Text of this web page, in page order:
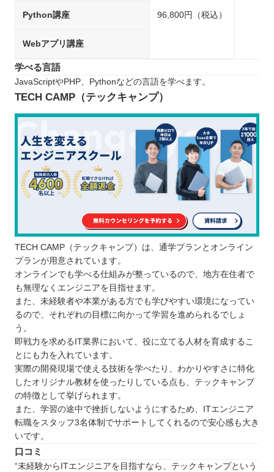
96,800円（税込）
Python講座
Webアプリ講座
学べる言語
JavaScriptやPHP、Pythonなどの言語を学べます。
TECH CAMP（テックキャンプ）
TECH CAMP（テックキャンプ）は、通学プランとオンライン
プランが用意されています。
オンラインでも学べる仕組みが整っているので、地方在住者で
も無理なくエンジニアを目指せます。
また、未経験者や本業がある方でも学びやすい環境になってい
るので、それぞれの目標に向かって学習を進められるでしょ
う。
即戦力を求めるIT業界において、役に立てる人材を育成するこ
とにも力を入れています。
実際の開発現場で使える技術を学べたり、わかりやすさに特化
したオリジナル教材を使ったりしている点も、テックキャンプ
の特徴として挙げられます。
また、学習の途中で挫折しないようにするため、ITエンジニア
転職をスタッフ3名体制でサポートしてくれるので安心感も大き
いです。
口コミ
“未経験からITエンジニアを目指すなら、テックキャンプという